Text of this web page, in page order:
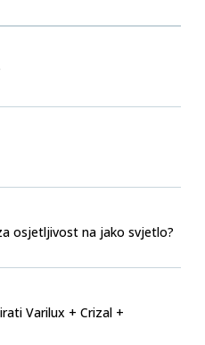
osjetljivost na jako svjetlo?
Varilux + Crizal +